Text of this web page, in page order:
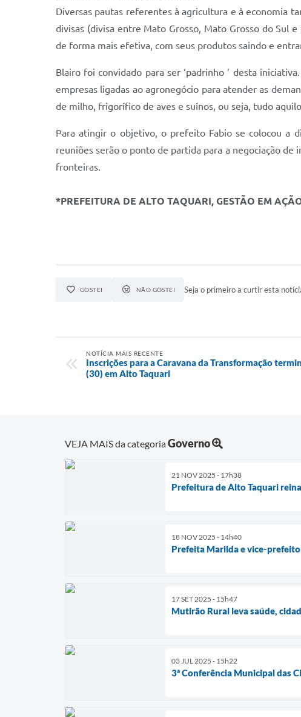
Diversas pautas referentes à agricultura e à economia
divisas (divisa entre Mato Grosso, Mato Grosso do Sul
de forma mais efetiva, com seus produtos saindo e
Blairo foi convidado para ser ‘padrinho ’ desta
empresas ligadas ao agronegócio para atender as
de milho, frigorífico de aves e suínos, ou seja, tudo
Para atingir o objetivo, o prefeito Fabio se colocou a
reuniões serão o ponto de partida para a negociação
fronteiras.
*PREFEITURA DE ALTO TAQUARI, GESTÃO EM
GOSTEI NÃO GOSTEI Seja o primeiro a curtir esta
NOTÍCIA MAIS RECENTE
Inscrições para a Caravana da Transformação
(30) em Alto Taquari
VEJA MAIS da categoriaGoverno
21 NOV 2025 - 17h38
Prefeitura de Alto Taquari
18 NOV 2025 - 14h40
Prefeita Marilda e vice-
17 SET 2025 - 15h47
Mutirão Rural leva saúde,
03 JUL 2025 - 15h22
3ª Conferência Municipal das